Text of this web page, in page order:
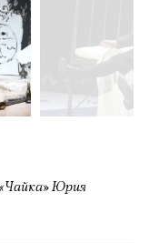
Юрия